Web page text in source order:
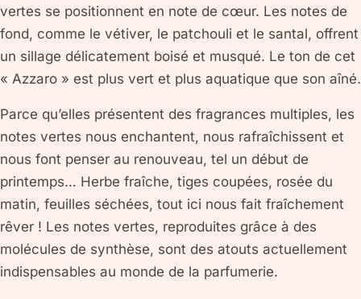
vertes se positionnent en note de cœur. Les notes de
fond, comme le vétiver, le patchouli et le santal, offrent
un sillage délicatement boisé et musqué. Le ton de cet
« Azzaro » est plus vert et plus aquatique que son aîné.
Parce qu’elles présentent des fragrances multiples, les
notes vertes nous enchantent, nous rafraîchissent et
nous font penser au renouveau, tel un début de
printemps… Herbe fraîche, tiges coupées, rosée du
matin, feuilles séchées, tout ici nous fait fraîchement
rêver ! Les notes vertes, reproduites grâce à des
molécules de synthèse, sont des atouts actuellement
indispensables au monde de la parfumerie.